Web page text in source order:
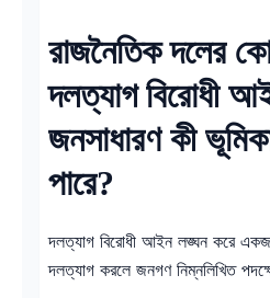
রাজনৈতিক দলের
দলত্যাগ বিরোধী
জনসাধারণ কী
পারে?
দলত্যাগ বিরোধী আইন লঙ্ঘন করে
দলত্যাগ করলে জনগণ নিম্নলিখিত